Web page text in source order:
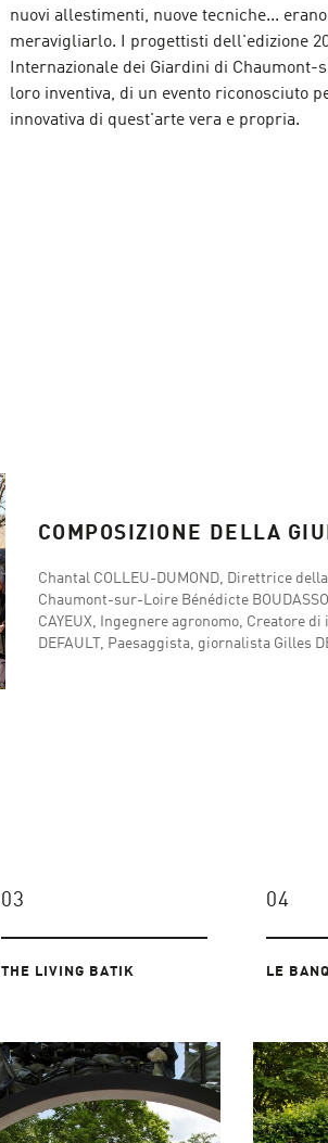
nuovi allestimenti, nuove tecniche...
meravigliarlo. I progettisti dell'edizione
Internazionale dei Giardini di
loro inventiva, di un evento riconosciuto
innovativa di quest'arte vera e propria.
COMPOSIZIONE DELLA
Chantal COLLEU-DUMOND, Direttrice
Chaumont-sur-Loire Bénédicte
CAYEUX, Ingegnere agronomo, Creatore
DEFAULT, Paesaggista, giornalista Gilles
03
THE LIVING BATIK
04
LE